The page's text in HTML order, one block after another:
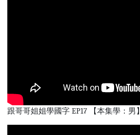
跟哥哥姐姐學國字 EP17 【本集學：男】